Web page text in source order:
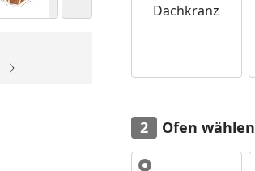
Dachkranz
Ofen wählen
Alle anzeigen (6)